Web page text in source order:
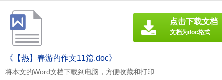
《【热】春游的作文11篇.doc》
将本文的Word文档下载到电脑，方便收藏和打印
点击下载文档
文档为doc格式